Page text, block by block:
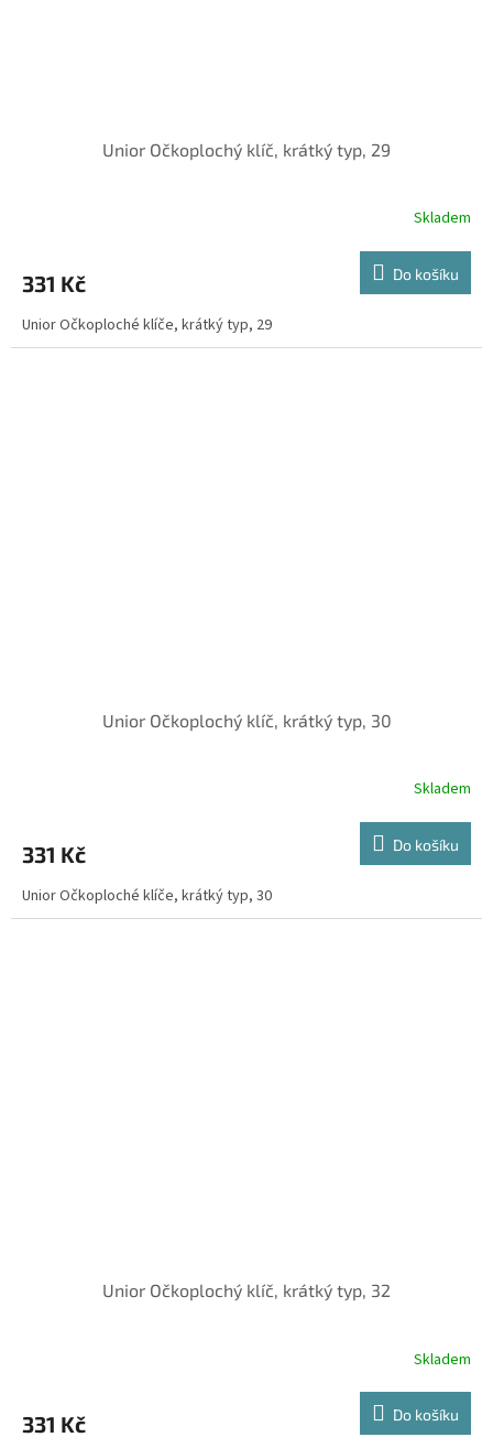
Unior Očkoplochý klíč, krátký typ, 29
Skladem
331 Kč Do košíku
Unior Očkoploché klíče, krátký typ, 29
Unior Očkoplochý klíč, krátký typ, 30
Skladem
331 Kč Do košíku
Unior Očkoploché klíče, krátký typ, 30
Unior Očkoplochý klíč, krátký typ, 32
Skladem
331 Kč Do košíku